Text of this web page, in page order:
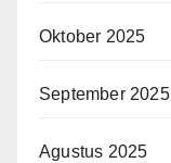
Oktober 2025
September 2025
Agustus 2025